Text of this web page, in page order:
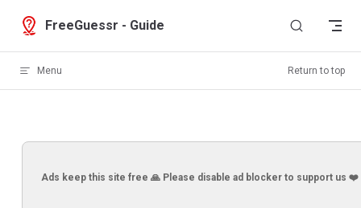
Skip to content
FreeGuessr - Guide
Menu Return to top
Ads keep this site free 🙏 Please disable ad blocker to support us ❤️